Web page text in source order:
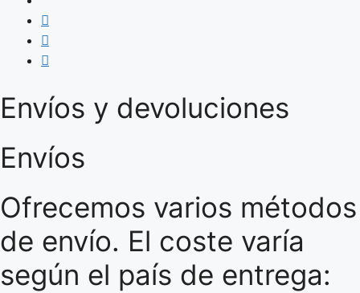
Envíos y devoluciones
Envíos
Ofrecemos varios métodos
de envío. El coste varía
según el país de entrega: